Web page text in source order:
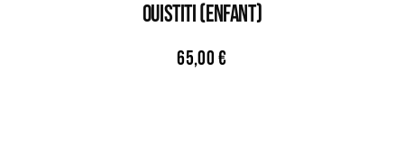
OUISTITI (ENFANT)
65,00€